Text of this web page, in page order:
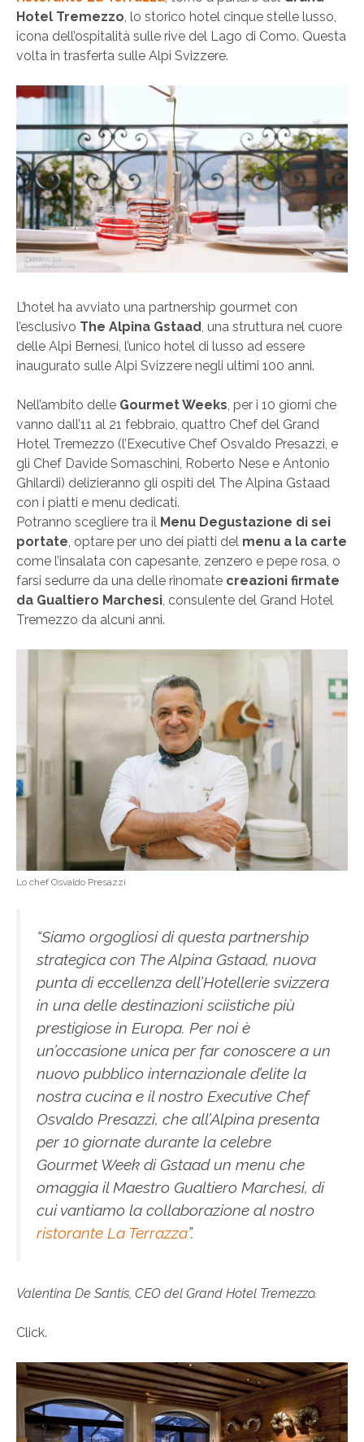
Hotel Tremezzo, lo storico hotel cinque stelle lusso,
icona dell’ospitalità sulle rive del Lago di Como. Questa
volta in trasferta sulle Alpi Svizzere.
L’hotel ha avviato una partnership gourmet con
l’esclusivo The Alpina Gstaad, una struttura nel cuore
delle Alpi Bernesi, l’unico hotel di lusso ad essere
inaugurato sulle Alpi Svizzere negli ultimi 100 anni.
Nell’ambito delle Gourmet Weeks, per i 10 giorni che
vanno dall’11 al 21 febbraio, quattro Chef del Grand
Hotel Tremezzo (l’Executive Chef Osvaldo Presazzi, e
gli Chef Davide Somaschini, Roberto Nese e Antonio
Ghilardi) delizieranno gli ospiti del The Alpina Gstaad
con i piatti e menu dedicati.
Potranno scegliere tra il Menu Degustazione di sei
portate, optare per uno dei piatti del menu a la carte
come l’insalata con capesante, zenzero e pepe rosa, o
farsi sedurre da una delle rinomate creazioni firmate
da Gualtiero Marchesi, consulente del Grand Hotel
Tremezzo da alcuni anni.
Lo chef Osvaldo Presazzi
“Siamo orgogliosi di questa partnership
strategica con The Alpina Gstaad, nuova
punta di eccellenza dell’Hotellerie svizzera
in una delle destinazioni sciistiche più
prestigiose in Europa. Per noi è
un’occasione unica per far conoscere a un
nuovo pubblico internazionale d’elite la
nostra cucina e il nostro Executive Chef
Osvaldo Presazzi, che all’Alpina presenta
per 10 giornate durante la celebre
Gourmet Week di Gstaad un menu che
omaggia il Maestro Gualtiero Marchesi, di
cui vantiamo la collaborazione al nostro
ristorante La Terrazza”.
Valentina De Santis, CEO del Grand Hotel Tremezzo.
Click.